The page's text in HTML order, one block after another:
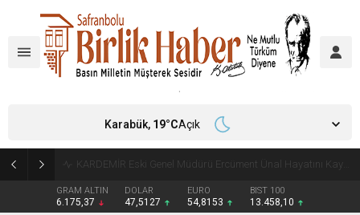
GRAM ALTIN
6.175,37
DOLAR
47,5127
EURO
54,8153
BIST 100
13.458,10
Karabük, 19°CAçık